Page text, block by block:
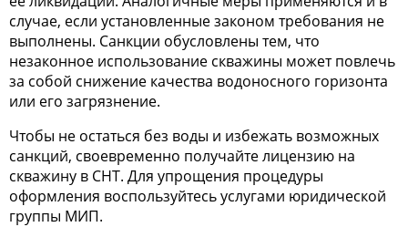
случае, если установленные законом требования не
выполнены. Санкции обусловлены тем, что
незаконное использование скважины может повлечь
за собой снижение качества водоносного горизонта
или его загрязнение.
Чтобы не остаться без воды и избежать возможных
санкций, своевременно получайте лицензию на
скважину в СНТ. Для упрощения процедуры
оформления воспользуйтесь услугами юридической
группы МИП.